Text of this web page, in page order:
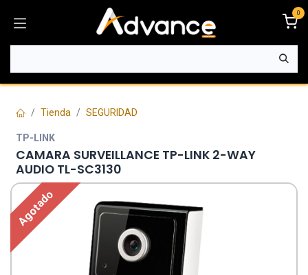
0
Tienda SEGURIDAD
TP-LINK
CAMARA SURVEILLANCE TP-LINK 2-WAY
AUDIO TL-SC3130
Agotado